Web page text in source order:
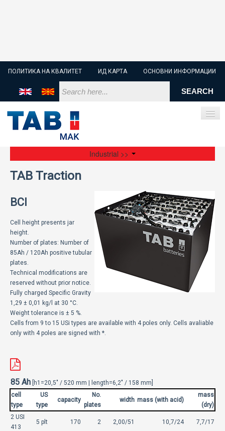
ПОЛИТИКА НА КВАЛИТЕТ ИД КАРТА ОСНОВНИ ИНФОРМАЦИИ
ПОЧЕТНА
ИНДУСТРИСКИ БАТЕРИИ
ECOMOTION
НОВОСТИ
ГАЛЕРИЈА
Industrial >>
TAB Traction
BCI
Cell height presents jar
height.
Number of plates: Number of
85Ah / 120Ah positive tubular
plates.
Technical modifications are
reserved without prior notice.
Fully charged Specific Gravity
1,29 ± 0,01 kg/l at 30 °C.
Weight tolerance is ± 5 %.
Cells from 9 to 15 USi types are available with 4 poles only. Cells avaliable
only with 4 poles are signed with *.
85 Ah [h1=20,5" / 520 mm | length=6,2" / 158 mm]
cell
type
US
type
capacity
No.
plates
width mass (with acid)
mass
(dry)
2 USI
413
5 plt 170 2 2,00/51 10,7/24 7,7/17